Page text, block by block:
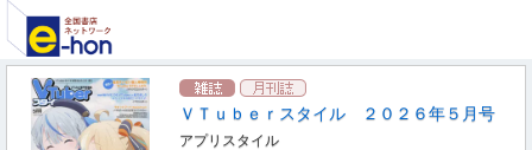
ＶＴｕｂｅｒスタイル ２０２６年５月号
アプリスタイル